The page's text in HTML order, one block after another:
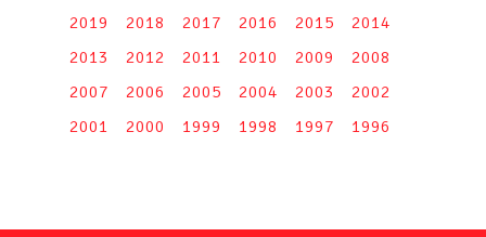
2019
2018 2017 2016 2015
2014
2013
2012 2011 2010 2009
2008
2007
2006 2005 2004 2003
2002
2001
2000 1999 1998 1997 1996